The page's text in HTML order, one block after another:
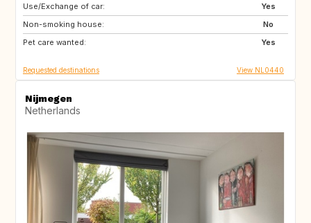
Use/Exchange of car:
Yes
Non-smoking house:
No
Pet care wanted:
Yes
BE
IT
ES
Requested destinations View NL0440
Nijmegen
Netherlands